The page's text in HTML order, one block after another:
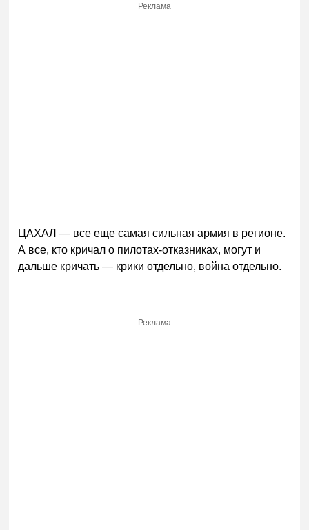
Реклама
ЦАХАЛ — все еще самая сильная армия в регионе.
А все, кто кричал о пилотах-отказниках, могут и
дальше кричать — крики отдельно, война отдельно.
Реклама